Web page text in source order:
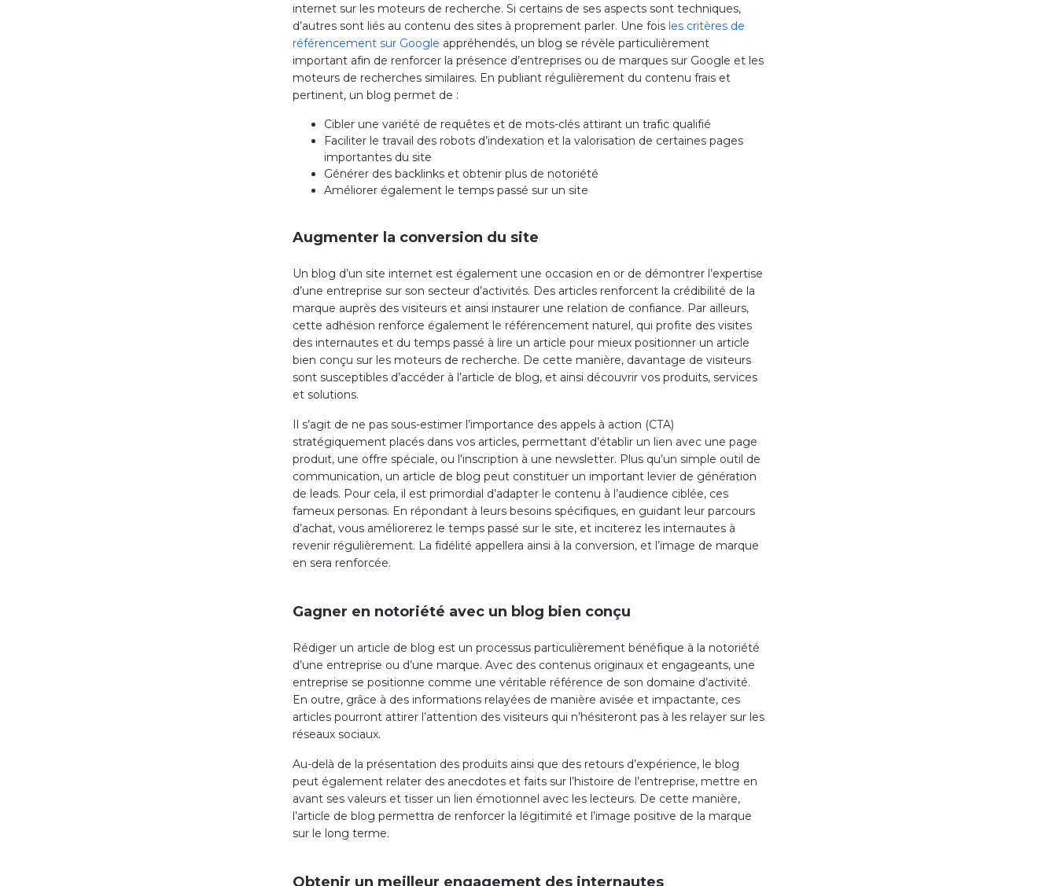
internet sur les moteurs de recherche. Si certains de ses aspects sont techniques,
d’autres sont liés au contenu des sites à proprement parler. Une fois les critères de
référencement sur Google appréhendés, un blog se révèle particulièrement
important afin de renforcer la présence d’entreprises ou de marques sur Google et les
moteurs de recherches similaires. En publiant régulièrement du contenu frais et
pertinent, un blog permet de :
Cibler une variété de requêtes et de mots-clés attirant un trafic qualifié
Faciliter le travail des robots d’indexation et la valorisation de certaines pages
importantes du site
Générer des backlinks et obtenir plus de notoriété
Améliorer également le temps passé sur un site
Augmenter la conversion du site
Un blog d’un site internet est également une occasion en or de démontrer l’expertise
d’une entreprise sur son secteur d’activités. Des articles renforcent la crédibilité de la
marque auprès des visiteurs et ainsi instaurer une relation de confiance. Par ailleurs,
cette adhésion renforce également le référencement naturel, qui profite des visites
des internautes et du temps passé à lire un article pour mieux positionner un article
bien conçu sur les moteurs de recherche. De cette manière, davantage de visiteurs
sont susceptibles d’accéder à l’article de blog, et ainsi découvrir vos produits, services
et solutions.
Il s’agit de ne pas sous-estimer l’importance des appels à action (CTA)
stratégiquement placés dans vos articles, permettant d’établir un lien avec une page
produit, une offre spéciale, ou l’inscription à une newsletter. Plus qu’un simple outil de
communication, un article de blog peut constituer un important levier de génération
de leads. Pour cela, il est primordial d’adapter le contenu à l’audience ciblée, ces
fameux personas. En répondant à leurs besoins spécifiques, en guidant leur parcours
d’achat, vous améliorerez le temps passé sur le site, et inciterez les internautes à
revenir régulièrement. La fidélité appellera ainsi à la conversion, et l’image de marque
en sera renforcée.
Gagner en notoriété avec un blog bien conçu
Rédiger un article de blog est un processus particulièrement bénéfique à la notoriété
d’une entreprise ou d’une marque. Avec des contenus originaux et engageants, une
entreprise se positionne comme une véritable référence de son domaine d’activité.
En outre, grâce à des informations relayées de manière avisée et impactante, ces
articles pourront attirer l’attention des visiteurs qui n’hésiteront pas à les relayer sur les
réseaux sociaux.
Au-delà de la présentation des produits ainsi que des retours d’expérience, le blog
peut également relater des anecdotes et faits sur l’histoire de l’entreprise, mettre en
avant ses valeurs et tisser un lien émotionnel avec les lecteurs. De cette manière,
l’article de blog permettra de renforcer la légitimité et l’image positive de la marque
sur le long terme.
Obtenir un meilleur engagement des internautes